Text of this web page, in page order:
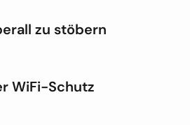
zu stöbern
WiFi-Schutz